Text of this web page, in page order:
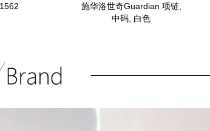
施华洛世奇Guardian 项链,
中码, 白色